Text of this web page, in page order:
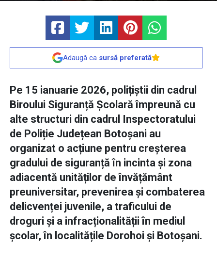
Adaugă ca sursă preferată
Pe 15 ianuarie 2026, polițiștii din cadrul
Biroului Siguranță Școlară împreună cu
alte structuri din cadrul Inspectoratului
de Poliție Județean Botoșani au
organizat o acțiune pentru creșterea
gradului de siguranță în incinta și zona
adiacentă unităților de învățământ
preuniversitar, prevenirea și combaterea
delicvenței juvenile, a traficului de
droguri și a infracționalității în mediul
școlar, în localitățile Dorohoi și Botoșani.